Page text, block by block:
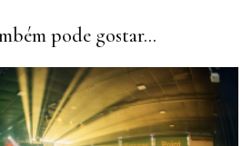
pode gostar...